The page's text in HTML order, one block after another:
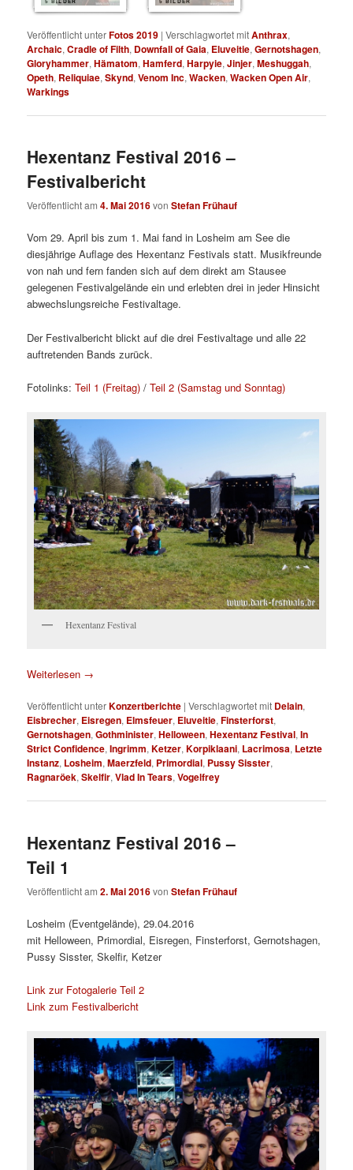
Veröffentlicht unterFotos 2019 |Verschlagwortet mitAnthrax,
Archaic,Cradle of Filth, Downfall of Gaia, Eluveitie,Gernotshagen,
Gloryhammer,Hämatom,Hamferd,Harpyie,Jinjer,Meshuggah,
Opeth, Reliquiae,Skynd,Venom Inc,Wacken,Wacken Open Air,
Warkings
Hexentanz Festival 2016 –
Festivalbericht
Veröffentlicht am4. Mai 2016vonStefan Frühauf
Vom 29. April bis zum 1. Mai fand in Losheim am See die
diesjährige Auflage des Hexentanz Festivals statt. Musikfreunde
von nah und fern fanden sich auf dem direkt am Stausee
gelegenen Festivalgelände ein und erlebten drei in jeder Hinsicht
abwechslungsreiche Festivaltage.
Der Festivalbericht blickt auf die drei Festivaltage und alle 22
auftretenden Bands zurück.
Fotolinks:Teil 1 (Freitag) /Teil 2 (Samstag und Sonntag)
Hexentanz Festival
Weiterlesen →
Veröffentlicht unterKonzertberichte |Verschlagwortet mit Delain,
Eisbrecher, Eisregen, Elmsfeuer, Eluveitie,Finsterforst,
Gernotshagen,Gothminister,Helloween,Hexentanz Festival,In
Strict Confidence,Ingrimm,Ketzer,Korpiklaani, Lacrimosa, Letzte
Instanz, Losheim,Maerzfeld, Primordial, Pussy Sisster,
Ragnaröek,Skelfir,Vlad In Tears,Vogelfrey
Hexentanz Festival 2016 –
Teil 1
Veröffentlicht am2. Mai 2016vonStefan Frühauf
Losheim (Eventgelände), 29.04.2016
mit Helloween, Primordial, Eisregen, Finsterforst, Gernotshagen,
Pussy Sisster, Skelfir, Ketzer
Link zur Fotogalerie Teil 2
Link zum Festivalbericht